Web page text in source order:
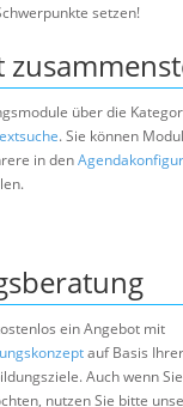
setzen!
über die
. Sie können
in den
ein Angebot mit
auf Basis Ihrer
Auch wenn
nutzen Sie bitte